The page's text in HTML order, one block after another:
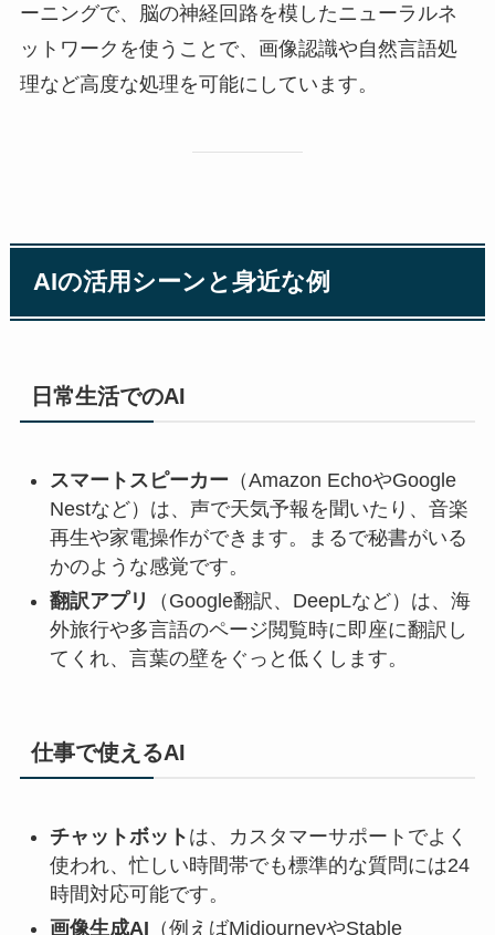
ーニングで、脳の神経回路を模したニューラルネ
ットワークを使うことで、画像認識や自然言語処
理など高度な処理を可能にしています。
AIの活用シーンと身近な例
日常生活でのAI
スマートスピーカー （Amazon EchoやGoogle
Nestなど）は、声で天気予報を聞いたり、音楽
再生や家電操作ができます。まるで秘書がいる
かのような感覚です。
翻訳アプリ
（Google翻訳、DeepLなど）は、海
外旅行や多言語のページ閲覧時に即座に翻訳し
てくれ、言葉の壁をぐっと低くします。
仕事で使えるAI
チャットボット は、カスタマーサポートでよく
使われ、忙しい時間帯でも標準的な質問には24
時間対応可能です。
画像生成AI （例えばMidjourneyやStable